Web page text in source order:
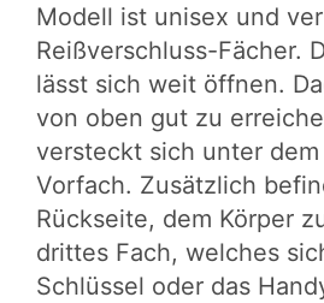
Modell ist unisex und
Reißverschluss-Fächer.
lässt sich weit öffnen.
von oben gut zu
versteckt sich unter
Vorfach. Zusätzlich
Rückseite, dem Körper
drittes Fach, welches
Schlüssel oder das